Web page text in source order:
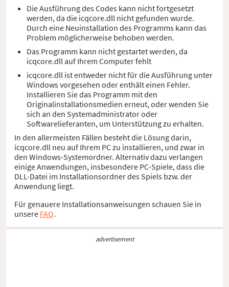
Die Ausführung des Codes kann nicht fortgesetzt
werden, da die icqcore.dll nicht gefunden wurde.
Durch eine Neuinstallation des Programms kann das
Problem möglicherweise behoben werden.
Das Programm kann nicht gestartet werden, da
icqcore.dll auf Ihrem Computer fehlt
icqcore.dll ist entweder nicht für die Ausführung unter
Windows vorgesehen oder enthält einen Fehler.
Installieren Sie das Programm mit den
Originalinstallationsmedien erneut, oder wenden Sie
sich an den Systemadministrator oder
Softwarelieferanten, um Unterstützung zu erhalten.
In den allermeisten Fällen besteht die Lösung darin,
icqcore.dll neu auf Ihrem PC zu installieren, und zwar in
den Windows-Systemordner. Alternativ dazu verlangen
einige Anwendungen, insbesondere PC-Spiele, dass die
DLL-Datei im Installationsordner des Spiels bzw. der
Anwendung liegt.
Für genauere Installationsanweisungen schauen Sie in
unsere FAQ.
advertisement